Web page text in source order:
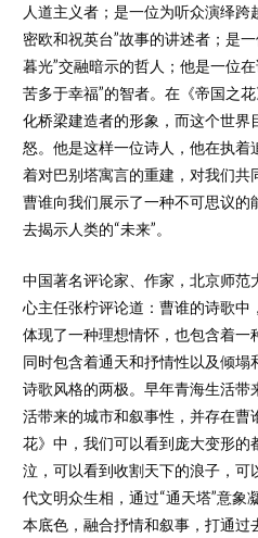
人道主义者；是一位为听众演绎
密欧和祝英台”故事的讲述者；是
暮光”交融暗示的哲人；他是一位
苦多于幸福”的智者。在《帝国之
化桥梁建造者的形象，而这个世界
怒。他是这样一位诗人，他在执着
着对巴别塔寓言的重建，对我们共
曹谁向我们展示了一种不可思议的
去揭示人类的“未来”。
中国著名评论家、作家，北京师范
心主任张柠评论道：曹谁的诗歌中
体现了一种理想情怀，也包含着一
同时包含着通天和抒情性以及倾
诗歌风格的两极。早年青海生活带
活带来的城市和叙事性，并存在曹
花》中，我们可以看到庞大变形的
泣，可以看到收割天下的浪子，
代文明众生相，通过“通天塔”意象
本底色，融合抒情和叙事，打通过